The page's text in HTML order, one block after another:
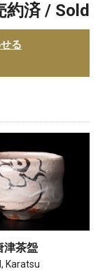
約済 / Sold
る
津茶盌
Karatsu